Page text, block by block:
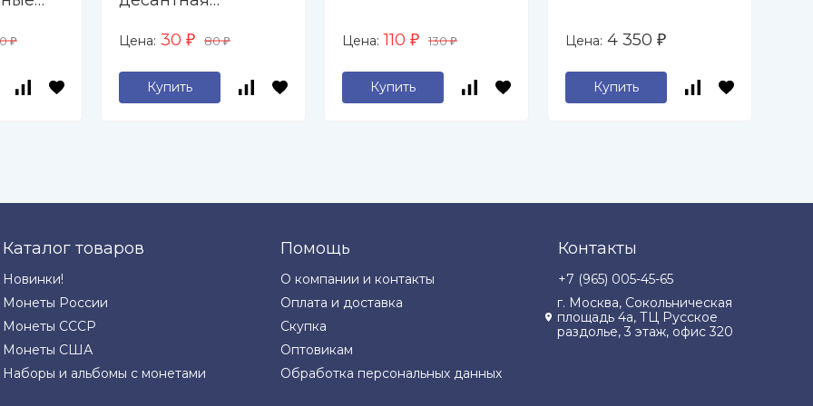
3" -
₽ Цена: 30 ₽ 80₽
Купить
Цена: 110 ₽ 130₽
Купить
Цена: 4 350 ₽
Купить
Каталог товаров
Новинки!
Монеты России
Монеты СССР
Монеты США
Наборы и альбомы с монетами
Помощь
О компании и контакты
Оплата и доставка
Скупка
Оптовикам
Обработка персональных данных
Контакты
+7 (965) 005-45-65
г. Москва, Сокольническая
площадь 4а, ТЦ Русское
раздолье, 3 этаж, офис 320